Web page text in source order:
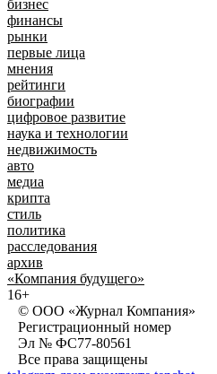
бизнес
финансы
рынки
первые лица
мнения
рейтинги
биографии
цифровое развитие
наука и технологии
недвижимость
авто
медиа
крипта
стиль
политика
расследования
архив
«Компания будущего»
16+
© ООО «Журнал Компания»
Регистрационный номер
Эл № ФС77-80561
Все права защищены